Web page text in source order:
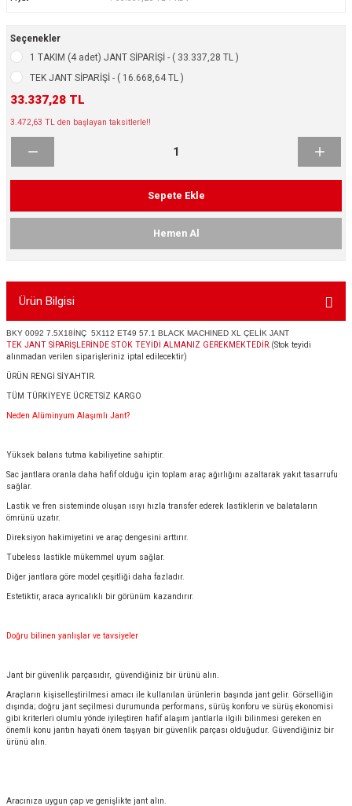
Lastikleri
/ KROM SERİ
Seçenekler
1 TAKIM (4 adet) JANT SİPARİŞİ - ( 33.337,28 TL )
TEK JANT SİPARİŞİ - ( 16.668,64 TL )
33.337,28 TL
3.472,63 TL den başlayan taksitlerle!!
Sepete Ekle
Hemen Al
Ürün Bilgisi
BKY 0092 7.5X18İNÇ 5X112 ET49 57.1 BLACK MACHINED XL ÇELİK JANT
TEK JANT SİPARİŞLERİNDE STOK TEYİDİ ALMANIZ GEREKMEKTEDİR. (Stok teyidi
alınmadan verilen siparişleriniz iptal edilecektir)
ÜRÜN RENGİ SİYAHTIR.
TÜM TÜRKİYEYE ÜCRETSİZ KARGO
Neden Alüminyum Alaşımlı Jant?
Yüksek balans tutma kabiliyetine sahiptir.
Sac jantlara oranla daha hafif olduğu için toplam araç ağırlığını azaltarak yakıt tasarrufu
sağlar.
Lastik ve fren sisteminde oluşan ısıyı hızla transfer ederek lastiklerin ve balataların
ömrünü uzatır.
Direksiyon hakimiyetini ve araç dengesini arttırır.
Tubeless lastikle mükemmel uyum sağlar.
Diğer jantlara göre model çeşitliği daha fazladır.
Estetiktir, araca ayrıcalıklı bir görünüm kazandırır.
Doğru bilinen yanlışlar ve tavsiyeler
Jant bir güvenlik parçasıdır, güvendiğiniz bir ürünü alın.
Araçların kişiselleştirilmesi amacı ile kullanılan ürünlerin başında jant gelir. Görselliğin
dışında; doğru jant seçilmesi durumunda performans, sürüş konforu ve sürüş ekonomisi
gibi kriterleri olumlu yönde iyileştiren hafif alaşım jantlarla ilgili bilinmesi gereken en
önemli konu jantın hayati önem taşıyan bir güvenlik parçası olduğudur. Güvendiğiniz bir
ürünü alın.
Aracınıza uygun çap ve genişlikte jant alın.